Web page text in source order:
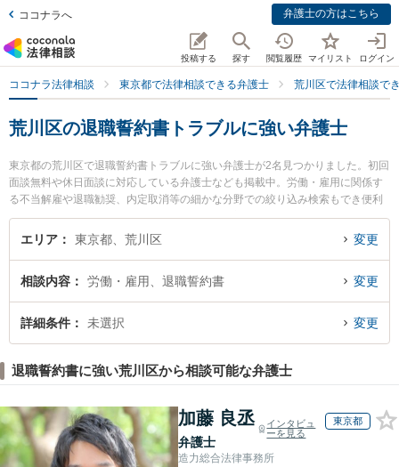
ココナラへ 弁護士の方はこちら
投稿する 探す 閲覧履歴 マイリスト ログイン
ココナラ法律相談 東京都で法律相談できる弁護士 荒川区で法律相談で
荒川区の退職誓約書トラブルに強い弁護士
東京都の荒川区で退職誓約書トラブルに強い弁護士が2名見つかりました。初回
面談無料や休日面談に対応している弁護士なども掲載中。労働・雇用に関係す
る不当解雇や退職勧奨、内定取消等の細かな分野での絞り込み検索もでき便利
です。特にMYパートナーズ法律事務所の吉成 安友弁護士やあやめ法律事務所
の足立 東子弁護士のプロフィール情報や弁護士費用、強みなどが注目されてい
近くの弁護士を検索したい』『初回相談無料で退職誓約書トラブルを法律相談
できる荒川区内の弁護士に相談予約したい』などでお困りの相談者さんにおす
すめです。
エリア 東京都、荒川区 変更
相談内容 労働・雇用、退職誓約書 変更
詳細条件 未選択 変更
退職誓約書に強い荒川区から相談可能な弁護士
加藤 良丞
弁護士
インタビュ
ーを見る
東京都
造力総合法律事務所